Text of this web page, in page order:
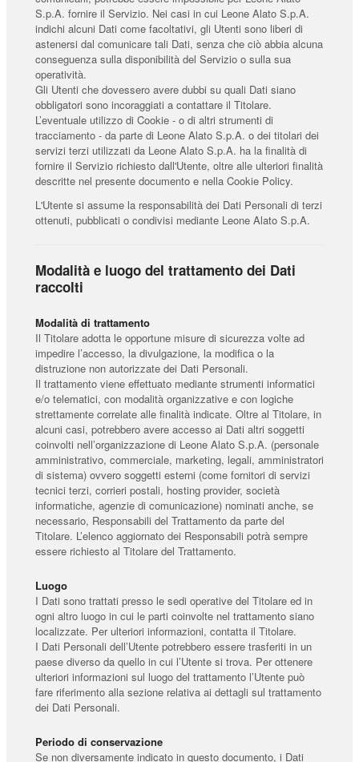
S.p.A. fornire il Servizio. Nei casi in cui Leone Alato S.p.A.
indichi alcuni Dati come facoltativi, gli Utenti sono liberi di
astenersi dal comunicare tali Dati, senza che ciò abbia alcuna
conseguenza sulla disponibilità del Servizio o sulla sua
operatività.
Gli Utenti che dovessero avere dubbi su quali Dati siano
obbligatori sono incoraggiati a contattare il Titolare.
L’eventuale utilizzo di Cookie - o di altri strumenti di
tracciamento - da parte di Leone Alato S.p.A. o dei titolari dei
servizi terzi utilizzati da Leone Alato S.p.A. ha la finalità di
fornire il Servizio richiesto dall'Utente, oltre alle ulteriori finalità
descritte nel presente documento e nella Cookie Policy.
L'Utente si assume la responsabilità dei Dati Personali di terzi
ottenuti, pubblicati o condivisi mediante Leone Alato S.p.A.
Modalità e luogo del trattamento dei Dati
raccolti
Modalità di trattamento
Il Titolare adotta le opportune misure di sicurezza volte ad
impedire l’accesso, la divulgazione, la modifica o la
distruzione non autorizzate dei Dati Personali.
Il trattamento viene effettuato mediante strumenti informatici
e/o telematici, con modalità organizzative e con logiche
strettamente correlate alle finalità indicate. Oltre al Titolare, in
alcuni casi, potrebbero avere accesso ai Dati altri soggetti
coinvolti nell’organizzazione di Leone Alato S.p.A. (personale
amministrativo, commerciale, marketing, legali, amministratori
di sistema) ovvero soggetti esterni (come fornitori di servizi
tecnici terzi, corrieri postali, hosting provider, società
informatiche, agenzie di comunicazione) nominati anche, se
necessario, Responsabili del Trattamento da parte del
Titolare. L’elenco aggiornato dei Responsabili potrà sempre
essere richiesto al Titolare del Trattamento.
Luogo
I Dati sono trattati presso le sedi operative del Titolare ed in
ogni altro luogo in cui le parti coinvolte nel trattamento siano
localizzate. Per ulteriori informazioni, contatta il Titolare.
I Dati Personali dell’Utente potrebbero essere trasferiti in un
paese diverso da quello in cui l’Utente si trova. Per ottenere
ulteriori informazioni sul luogo del trattamento l’Utente può
fare riferimento alla sezione relativa ai dettagli sul trattamento
dei Dati Personali.
Periodo di conservazione
Se non diversamente indicato in questo documento, i Dati